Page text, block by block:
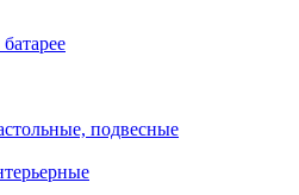
подвесные